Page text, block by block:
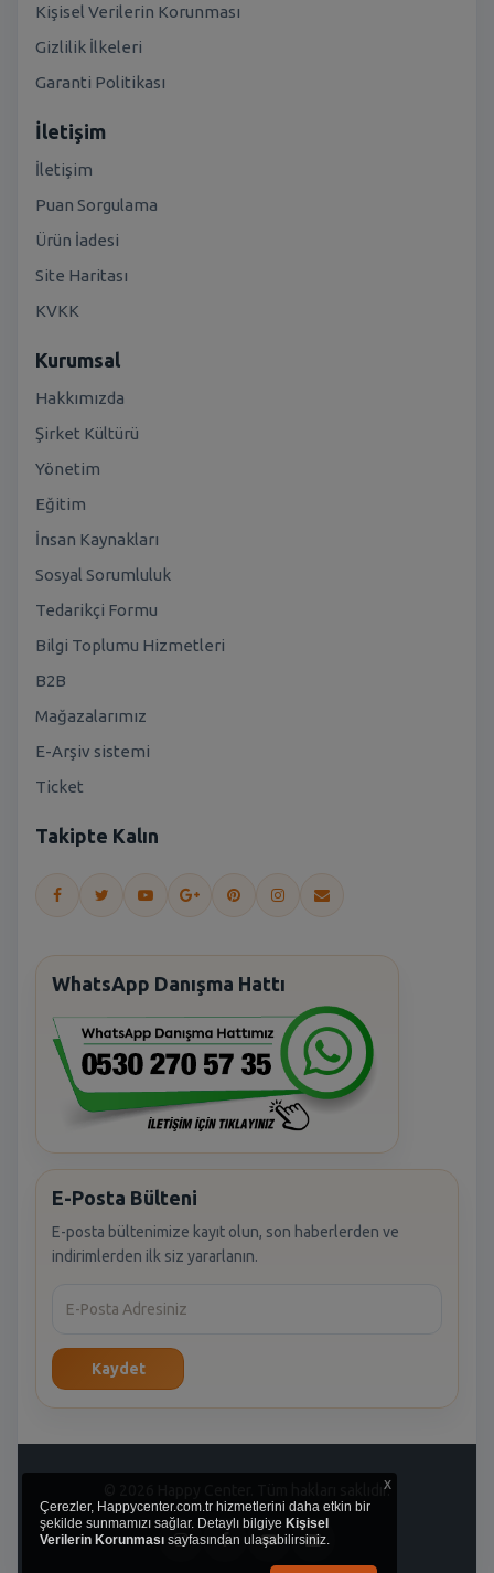
Kişisel Verilerin Korunması
Gizlilik İlkeleri
Garanti Politikası
İletişim
İletişim
Puan Sorgulama
Ürün İadesi
Site Haritası
KVKK
Kurumsal
Hakkımızda
Şirket Kültürü
Yönetim
Eğitim
İnsan Kaynakları
Sosyal Sorumluluk
Tedarikçi Formu
Bilgi Toplumu Hizmetleri
B2B
Mağazalarımız
E-Arşiv sistemi
Ticket
Takipte Kalın
WhatsApp Danışma Hattı
E-Posta Bülteni
E-posta bültenimize kayıt olun, son haberlerden ve
indirimlerden ilk siz yararlanın.
Kaydet
© 2026 Happy Center. Tüm hakları saklıdır.
x
Çerezler, Happycenter.com.tr hizmetlerini daha etkin bir
şekilde sunmamızı sağlar. Detaylı bilgiye Kişisel
Verilerin Korunması sayfasından ulaşabilirsiniz.